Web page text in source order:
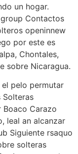
un hogar.
Contactos
openinnew
por este es
Chontales,
sobre Nicaragua.
pelo permutar
Solteras
Boaco Carazo
leal an alcanzar
Siguiente rsaquo
solteras